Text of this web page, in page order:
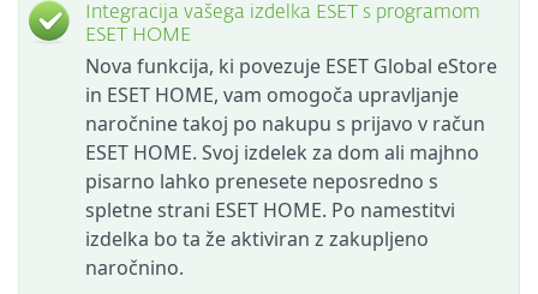
Integracija vašega izdelka ESET s programom
ESET HOME
Nova funkcija, ki povezuje ESET Global eStore
in ESET HOME, vam omogoča upravljanje
naročnine takoj po nakupu s prijavo v račun
ESET HOME. Svoj izdelek za dom ali majhno
pisarno lahko prenesete neposredno s
spletne strani ESET HOME. Po namestitvi
izdelka bo ta že aktiviran z zakupljeno
naročnino.